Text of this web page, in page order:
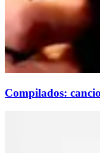
Compilados: